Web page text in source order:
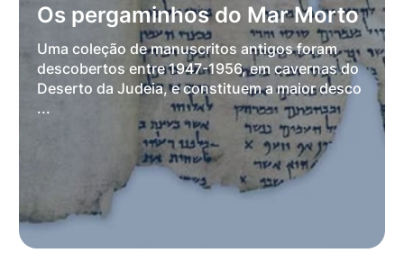
Os pergaminhos do Mar Morto
Uma coleção de manuscritos antigos foram
descobertos entre 1947-1956, em cavernas do
Deserto da Judeia, e constituem a maior desco
...